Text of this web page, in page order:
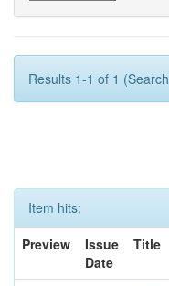
Results 1-1 of 1
Item hits:
Preview
Issue
Date
Title